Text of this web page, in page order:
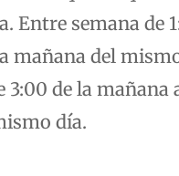
Entre semana de
mañana del
3:00 de la mañana
día.